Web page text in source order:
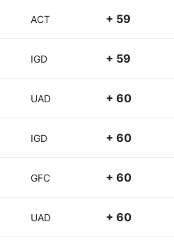
ACT + 59
IGD + 59
UAD + 60
IGD + 60
GFC + 60
UAD + 60